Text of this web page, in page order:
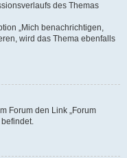
des Themas
„Mich benachrichtigen,
wird das Thema ebenfalls
Forum den Link „Forum